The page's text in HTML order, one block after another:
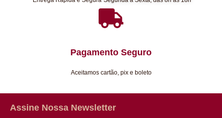
Pagamento Seguro
Aceitamos cartão, pix e boleto
Assine Nossa Newsletter